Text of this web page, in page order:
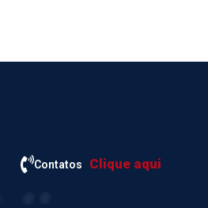
Contatos Clique aqui